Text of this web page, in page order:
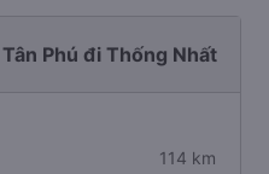
Phú đi Thống Nhất
114 km